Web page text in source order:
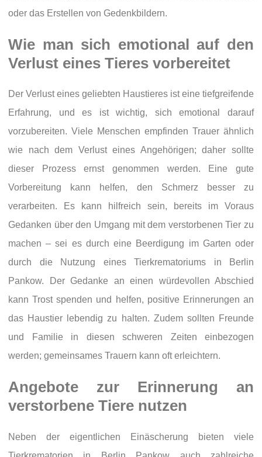
oder das Erstellen von Gedenkbildern.
Wie man sich emotional auf den
Verlust eines Tieres vorbereitet
Der Verlust eines geliebten Haustieres ist eine tiefgreifende
Erfahrung, und es ist wichtig, sich emotional darauf
vorzubereiten. Viele Menschen empfinden Trauer ähnlich
wie nach dem Verlust eines Angehörigen; daher sollte
dieser Prozess ernst genommen werden. Eine gute
Vorbereitung kann helfen, den Schmerz besser zu
verarbeiten. Es kann hilfreich sein, bereits im Voraus
Gedanken über den Umgang mit dem verstorbenen Tier zu
machen – sei es durch eine Beerdigung im Garten oder
durch die Nutzung eines Tierkrematoriums in Berlin
Pankow. Der Gedanke an einen würdevollen Abschied
kann Trost spenden und helfen, positive Erinnerungen an
das Haustier lebendig zu halten. Zudem sollten Freunde
und Familie in diesen schweren Zeiten einbezogen
werden; gemeinsames Trauern kann oft erleichtern.
Angebote zur Erinnerung an
verstorbene Tiere nutzen
Neben der eigentlichen Einäscherung bieten viele